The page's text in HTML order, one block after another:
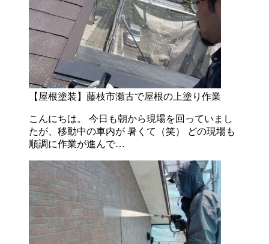
【屋根塗装】藤枝市瀬古で屋根の上塗り作業
こんにちは。 今日も朝から現場を回っていまし
たが、移動中の車内が 暑くて（笑） どの現場も
順調に作業が進んで…